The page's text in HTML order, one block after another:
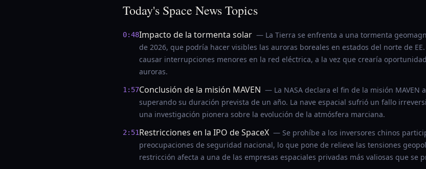
Today's Space News Topics
0:48Impacto de la tormenta solar — La Tierra se enfrenta a una tormenta
de 2026, que podría hacer visibles las auroras boreales en estados del norte de
causar interrupciones menores en la red eléctrica, a la vez que crearía
auroras.
1:57Conclusión de la misión MAVEN — La NASA declara el fin de la misión MAVEN
superando su duración prevista de un año. La nave espacial sufrió un fallo
una investigación pionera sobre la evolución de la atmósfera marciana.
2:51Restricciones en la IPO de SpaceX — Se prohíbe a los inversores chinos
preocupaciones de seguridad nacional, lo que pone de relieve las tensiones
restricción afecta a una de las empresas espaciales privadas más valiosas que se